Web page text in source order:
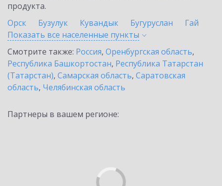
продукта.
Орск
Бузулук Кувандык Бугуруслан
Гай
Показать все населенные пункты
Смотрите также: Россия, Оренбургская область,
Республика Башкортостан, Республика Татарстан
(Татарстан), Самарская область, Саратовская
область, Челябинская область
Партнеры в вашем регионе: